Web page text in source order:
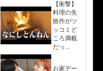
【衝撃】
料理の失
敗作がツ
ッコミど
ころ満載
だっ...
お家デー